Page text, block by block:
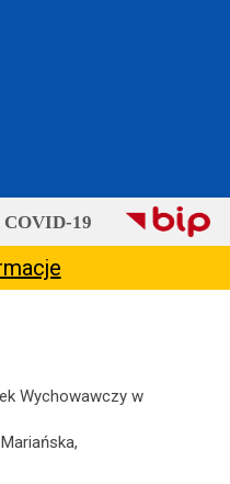
COVID-19
Wychowawczy w